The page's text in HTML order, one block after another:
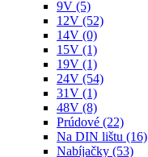
9V (5)
12V (52)
14V (0)
15V (1)
19V (1)
24V (54)
31V (1)
48V (8)
Prúdové (22)
Na DIN lištu (16)
Nabíjačky (53)